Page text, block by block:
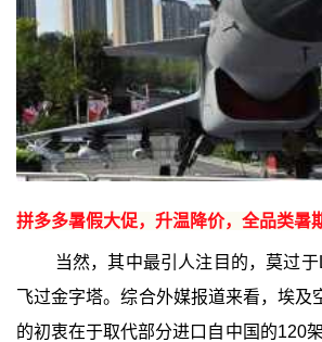
拼多多暑假大促，升温降价，全品类暑
当然，其中最引人注目的，莫过于
飞过金字塔。综合外媒报道来看，埃及
的初衷在于取代部分进口自中国的120